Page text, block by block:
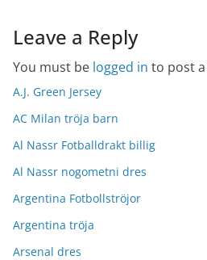
Leave a Reply
You must be logged in to post
A.J. Green Jersey
AC Milan tröja barn
Al Nassr Fotballdrakt billig
Al Nassr nogometni dres
Argentina Fotbollströjor
Argentina tröja
Arsenal dres